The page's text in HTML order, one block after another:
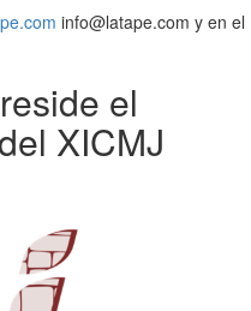
info@latape.com y en el
el
XICMJ